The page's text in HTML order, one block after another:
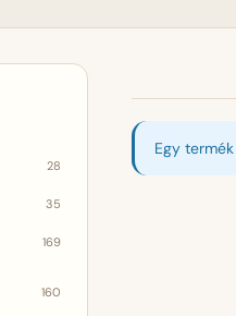
28
35
169
160
Egy